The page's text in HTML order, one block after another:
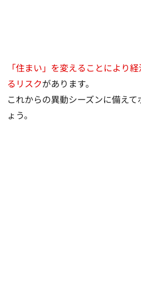
「住まい」を変えることにより
るリスクがあります。
これからの異動シーズンに備え
ょう。